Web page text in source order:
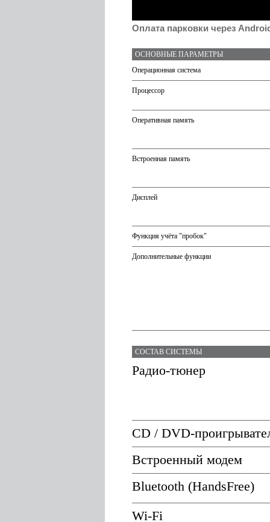
Оплата парковки через
ОСНОВНЫЕ ПАРАМЕТРЫ
Операционная система
Процессор
Оперативная память
Встроенная память
Дисплей
Функция учёта "пробок"
Дополнительные функции
СОСТАВ СИСТЕМЫ
Радио-тюнер
CD / DVD-
Встроенный модем
Bluetooth (HandsFree)
Wi-Fi